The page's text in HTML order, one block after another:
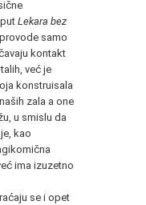
Lekara bez
samo
kontakt
već je
konstruisala
zala a one
u smislu da
kao
ima izuzetno
se i opet